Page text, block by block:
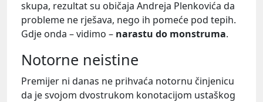
skupa, rezultat su običaja Andreja Plenkovića da
probleme ne rješava, nego ih pomeće pod tepih.
Gdje onda – vidimo – narastu do monstruma.
Notorne neistine
Premijer ni danas ne prihvaća notornu činjenicu
da je svojom dvostrukom konotacijom ustaškog